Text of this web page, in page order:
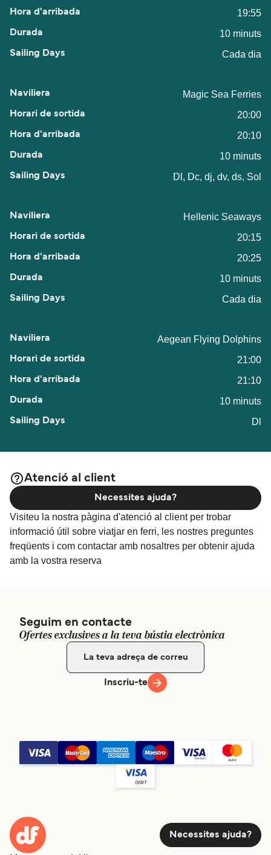
19:55
10 minuts
Cada dia
Magic Sea Ferries
20:00
20:10
10 minuts
Dl, Dc, dj, dv, ds, Sol
Hellenic Seaways
20:15
20:25
10 minuts
Cada dia
Aegean Flying Dolphins
21:00
21:10
10 minuts
Dl
Atenció al client
Visiteu la nostra pàgina d'atenció al client per trobar
informació útil sobre viatjar en ferri, les nostres preguntes
freqüents i com contactar amb nosaltres per obtenir ajuda
amb la vostra reserva
Necessites ajuda?
Seguim en contacte
Ofertes exclusives a la teva bústia electrònica
Inscriu-te
Necessites ajuda?